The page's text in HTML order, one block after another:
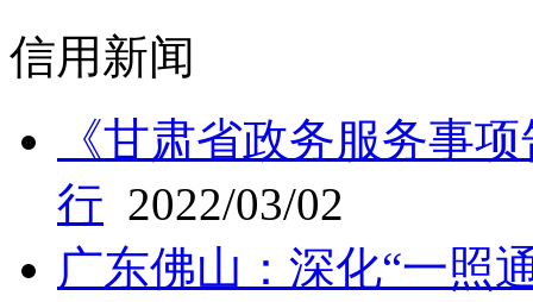
信用新闻
《甘肃省政务服务事
行 2022/03/02
广东佛山：深化“一照